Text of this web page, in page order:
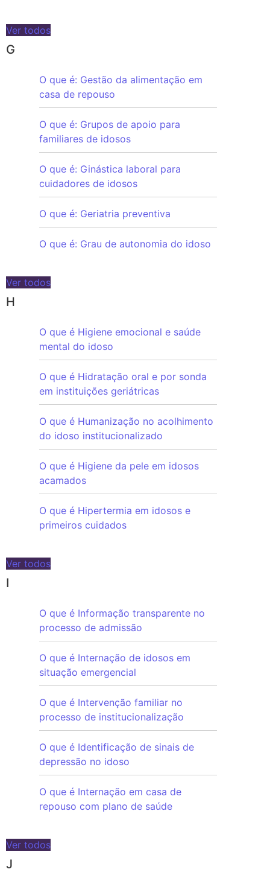
Ver todos
G
O que é: Gestão da alimentação em
casa de repouso
O que é: Grupos de apoio para
familiares de idosos
O que é: Ginástica laboral para
cuidadores de idosos
O que é: Geriatria preventiva
O que é: Grau de autonomia do idoso
Ver todos
H
O que é Higiene emocional e saúde
mental do idoso
O que é Hidratação oral e por sonda
em instituições geriátricas
O que é Humanização no acolhimento
do idoso institucionalizado
O que é Higiene da pele em idosos
acamados
O que é Hipertermia em idosos e
primeiros cuidados
Ver todos
I
O que é Informação transparente no
processo de admissão
O que é Internação de idosos em
situação emergencial
O que é Intervenção familiar no
processo de institucionalização
O que é Identificação de sinais de
depressão no idoso
O que é Internação em casa de
repouso com plano de saúde
Ver todos
J